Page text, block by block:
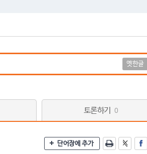
옛한글
토론하기 0
단어장에 추가